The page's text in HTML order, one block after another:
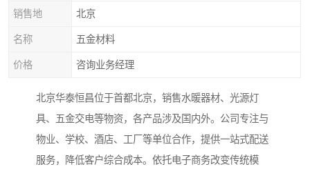
销售地 北京
名称 五金材料
价格 咨询业务经理
北京华泰恒昌位于首都北京，销售水暖器材、光源灯
具、五金交电等物资，各产品涉及国内外。公司专注与
物业、学校、酒店、工厂等单位合作，提供一站式配送
服务，降低客户综合成本。依托电子商务改变传统模